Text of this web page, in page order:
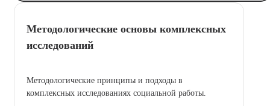
Методологические основы комплексных
исследований
Методологические принципы и подходы в
комплексных исследованиях социальной работы.